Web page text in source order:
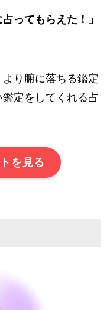
占ってもらえた！」
り腑に落ちる鑑定
定をしてくれる占
を見る